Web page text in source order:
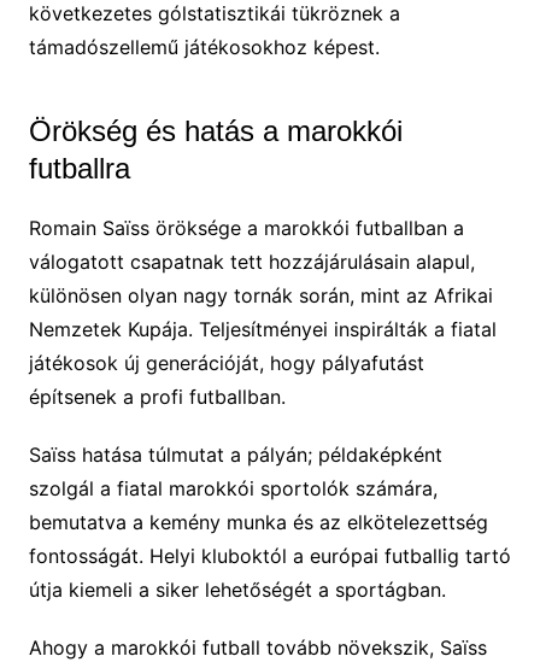
következetes gólstatisztikái tükröznek a
támadószellemű játékosokhoz képest.
Örökség és hatás a marokkói
futballra
Romain Saïss öröksége a marokkói futballban a
válogatott csapatnak tett hozzájárulásain alapul,
különösen olyan nagy tornák során, mint az Afrikai
Nemzetek Kupája. Teljesítményei inspirálták a fiatal
játékosok új generációját, hogy pályafutást
építsenek a profi futballban.
Saïss hatása túlmutat a pályán; példaképként
szolgál a fiatal marokkói sportolók számára,
bemutatva a kemény munka és az elkötelezettség
fontosságát. Helyi kluboktól a európai futballig tartó
útja kiemeli a siker lehetőségét a sportágban.
Ahogy a marokkói futball tovább növekszik, Saïss